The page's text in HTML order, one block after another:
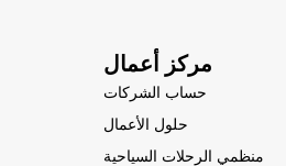
مركز أعمال
حساب الشركات
حلول الأعمال
منظمي الرحلات السياحية